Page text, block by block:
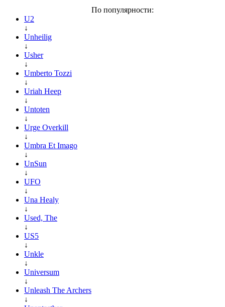
По популярности:
U2
↓
Unheilig
↓
Usher
↓
Umberto Tozzi
↓
Uriah Heep
↓
Untoten
↓
Urge Overkill
↓
Umbra Et Imago
↓
UnSun
↓
UFO
↓
Una Healy
↓
Used, The
↓
US5
↓
Unkle
↓
Universum
↓
Unleash The Archers
↓